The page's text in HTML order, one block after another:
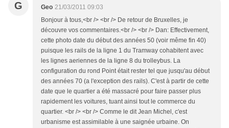
G Geo 21/03/2011 09:03
Bonjour à tous,<br /> <br /> De retour de Bruxelles, je
découvre vos commentaires.<br /> <br /> Dan: Effectivement,
cette photo date du début des années 50 (voir même fin 40)
puisque les rails de la ligne 1 du Tramway cohabitent avec
les lignes aeriennes de la ligne 8 du trolleybus. La
configuration du rond Point était rester tel que jusqu'au début
des années 70 (a l'exception des rails). C'est à partir de cette
date que le quartier a été massacré pour faire passer plus
rapidement les voitures, tuant ainsi tout le commerce du
quartier. <br /> <br /> Comme le dit Jean Michel, c'est
urbanisme est assimilable à une saignée urbaine. On